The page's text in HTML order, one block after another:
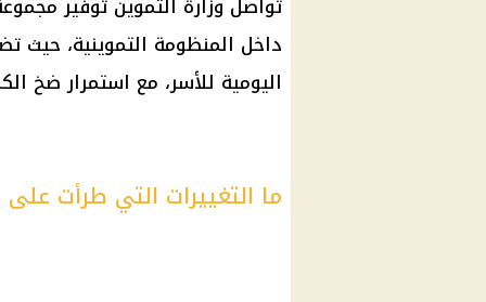
تواصل وزارة التموين توفير
اليومية للأسر، مع استمرار ضخ
ما التغييرات التي طرأت